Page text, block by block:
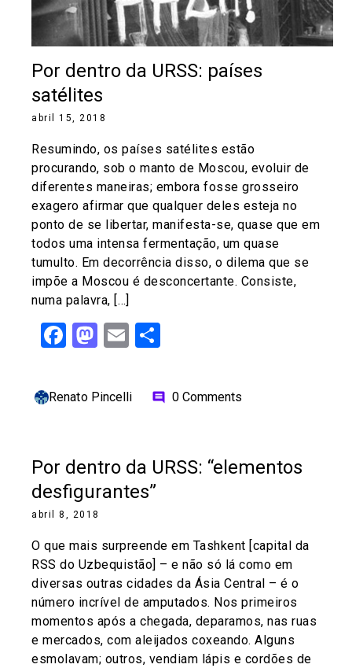
Por dentro da URSS: países
satélites
abril 15, 2018
Resumindo, os países satélites estão
procurando, sob o manto de Moscou, evoluir de
diferentes maneiras; embora fosse grosseiro
exagero afirmar que qualquer deles esteja no
ponto de se libertar, manifesta-se, quase que em
todos uma intensa fermentação, um quase
tumulto. Em decorrência disso, o dilema que se
impõe a Moscou é desconcertante. Consiste,
numa palavra, […]
Facebook
Mastodon
Email
Renato Pincelli comment 0 Comments
Por dentro da URSS: “elementos
desfigurantes”
abril 8, 2018
O que mais surpreende em Tashkent [capital da
RSS do Uzbequistão] – e não só lá como em
diversas outras cidades da Ásia Central – é o
número incrível de amputados. Nos primeiros
momentos após a chegada, deparamos, nas ruas
e mercados, com aleijados coxeando. Alguns
esmolavam; outros, vendiam lápis e cordões de